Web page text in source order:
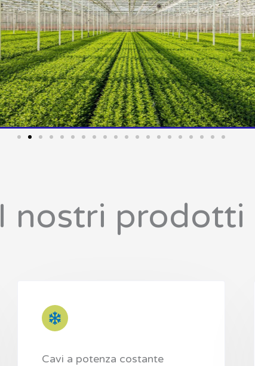
I nostri prodotti
Cavi a potenza costante